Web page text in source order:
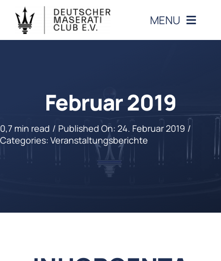
Inhalt
springen
MENU
MITGLIEDERBEREICH
Februar 2019
0,7 min read / Published On: 24. Februar 2019 /
Categories: Veranstaltungsberichte